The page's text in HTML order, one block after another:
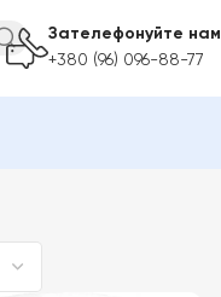
Зателефонуйте нам
+380 (96) 096-88-77